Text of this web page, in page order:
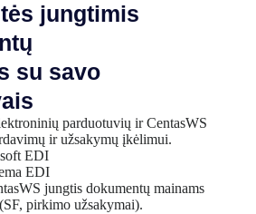
jungtimis
su savo
parduotuvių ir CentasWS
ir užsakymų įkėlimui.
EDI
EDI
jungtis dokumentų mainams
pirkimo užsakymai).